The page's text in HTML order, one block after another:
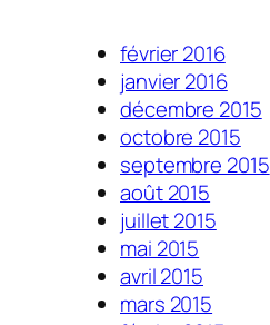
février 2016
janvier 2016
décembre 2015
octobre 2015
septembre 2015
août 2015
juillet 2015
mai 2015
avril 2015
mars 2015